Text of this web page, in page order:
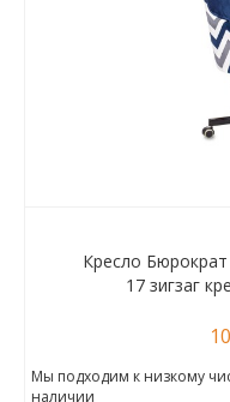
Кресло
17 зигзаг
Мы подходим к низкому
наличии